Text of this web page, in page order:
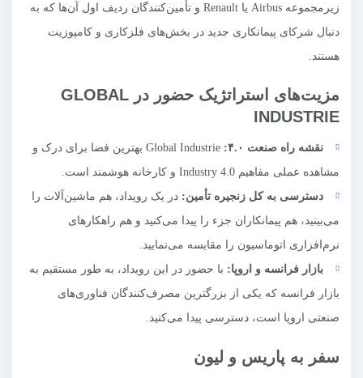
زیرمجموعه Airbus یا Renault و تأمین‌کنندگان ردیف اول آن‌ها که به
دنبال شرکای پیمانکاری جدید در بخش‌های فلزکاری و کامپوزیت
هستند.
مزیت‌های استراتژیک حضور در GLOBAL
INDUSTRIE
نقشه راه صنعت ۴.۰:
Global Industrie بهترین فضا برای درک و
مشاهده عملی مفاهیم Industry 4.0 و کارخانه هوشمند است.
دسترسی به کل زنجیره تأمین: در یک رویداد، هم ماشین‌آلات را
می‌بینید، هم پیمانکاران جزء را پیدا می‌کنید و هم راهکارهای
نرم‌افزاری اتوماسیون را مقایسه می‌نمایید.
بازار فرانسه و اروپا: با حضور در این رویداد، به طور مستقیم به
بازار فرانسه که یکی از بزرگترین مصرف‌کنندگان فناوری‌های
صنعتی اروپا است، دسترسی پیدا می‌کنید.
سفر به پاریس و لیون